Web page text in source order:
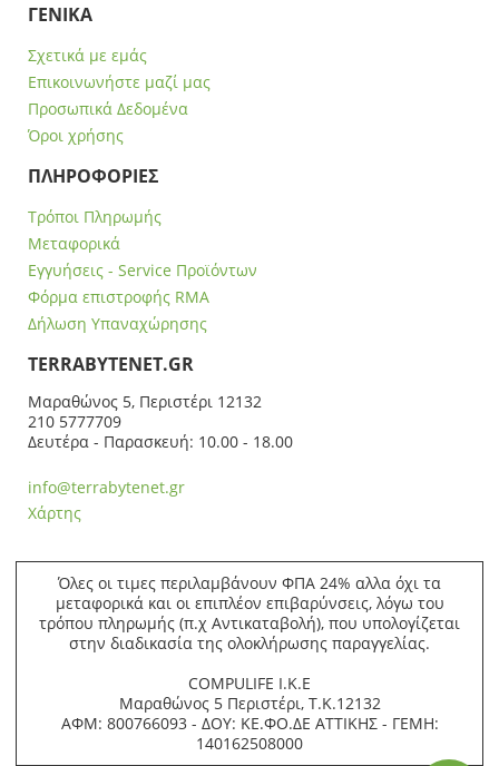
ΓΕΝΙΚΑ
Σχετικά με εμάς
Επικοινωνήστε μαζί μας
Προσωπικά Δεδομένα
Όροι χρήσης
ΠΛΗΡΟΦΟΡΙΕΣ
Τρόποι Πληρωμής
Μεταφορικά
Εγγυήσεις - Service Προϊόντων
Φόρμα επιστροφής RMA
Δήλωση Υπαναχώρησης
ΤERRABYTENET.GR
Μαραθώνος 5, Περιστέρι 12132
210 5777709
Δευτέρα - Παρασκευή: 10.00 - 18.00
info@terrabytenet.gr
Χάρτης
Όλες οι τιμες περιλαμβάνουν ΦΠΑ 24% αλλα όχι τα
μεταφορικά και οι επιπλέον επιβαρύνσεις, λόγω του
τρόπου πληρωμής (π.χ Αντικαταβολή), που υπολογίζεται
στην διαδικασία της ολοκλήρωσης παραγγελίας.
COMPULIFE Ι.Κ.Ε
Μαραθώνος 5 Περιστέρι, Τ.Κ.12132
ΑΦΜ: 800766093 - ΔΟΥ: ΚΕ.ΦΟ.ΔΕ ΑΤΤΙΚΗΣ - ΓΕΜΗ:
140162508000